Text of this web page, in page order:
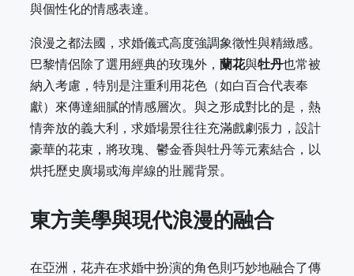
與個性化的情感表達。
浪漫之都法國，求婚儀式高度強調象徵性與精緻感。
巴黎情侶除了選用經典的玫瑰外， 蘭花與牡丹也常被
納入考慮，特別是注重利用花色（如白百合代表奉
獻）來傳達細膩的情感層次。與之形成對比的是，熱
情奔放的義大利，求婚場景往往充滿戲劇張力，設計
豪華的花束，將玫瑰、鬱金香與牡丹等元素結合，以
烘托歷史廣場或海岸線的壯麗背景。
東方美學與現代浪漫的融合
在亞洲，花卉在求婚中扮演的角色則巧妙地融合了傳